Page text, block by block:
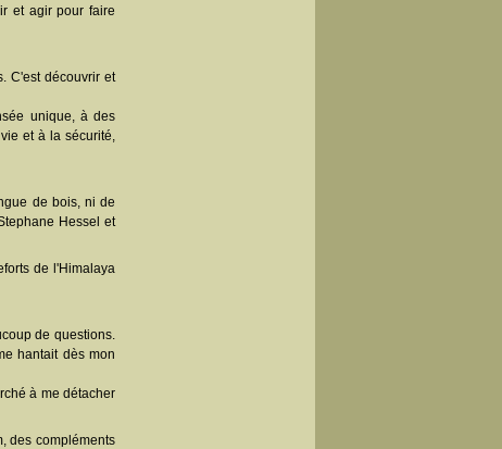
et agir pour faire
C'est découvrir et
unique, à des
et à la sécurité,
de bois, ni de
Hessel et
de l'Himalaya
de questions.
hantait dès mon
à me détacher
des compléments